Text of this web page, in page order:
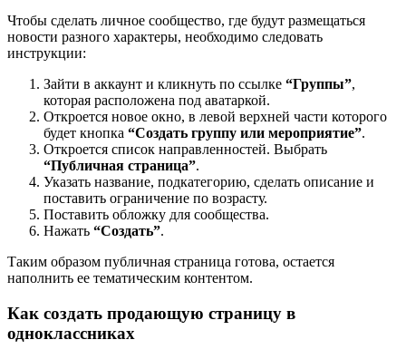
Чтобы сделать личное сообщество, где будут размещаться
новости разного характеры, необходимо следовать
инструкции:
Зайти в аккаунт и кликнуть по ссылке “Группы”,
которая расположена под аватаркой.
Откроется новое окно, в левой верхней части которого
будет кнопка “Создать группу или мероприятие”.
Откроется список направленностей. Выбрать
“Публичная страница”.
Указать название, подкатегорию, сделать описание и
поставить ограничение по возрасту.
Поставить обложку для сообщества.
Нажать “Создать”.
Таким образом публичная страница готова, остается
наполнить ее тематическим контентом.
Как создать продающую страницу в
одноклассниках